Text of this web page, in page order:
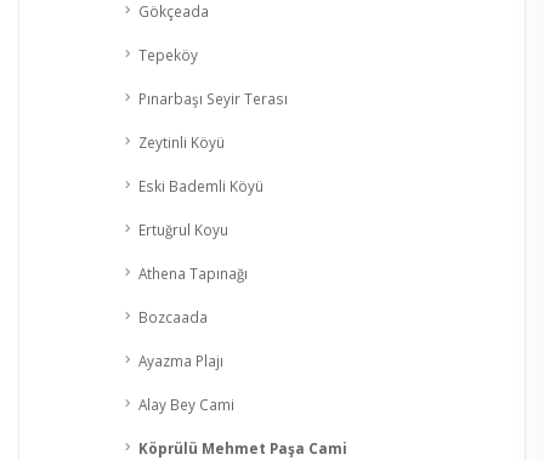
Gökçeada
Tepeköy
Pınarbaşı Seyir Terası
Zeytinli Köyü
Eski Bademli Köyü
Ertuğrul Koyu
Athena Tapınağı
Bozcaada
Ayazma Plajı
Alay Bey Cami
Köprülü Mehmet Paşa Cami